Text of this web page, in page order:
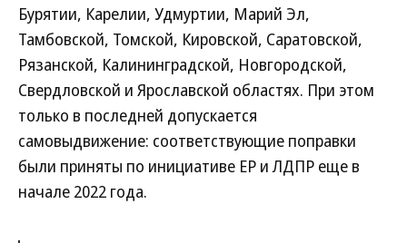
Бурятии, Карелии, Удмуртии, Марий Эл,
Тамбовской, Томской, Кировской, Саратовской,
Рязанской, Калининградской, Новгородской,
Свердловской и Ярославской областях. При этом
только в последней допускается
самовыдвижение: соответствующие поправки
были приняты по инициативе ЕР и ЛДПР еще в
начале 2022 года.